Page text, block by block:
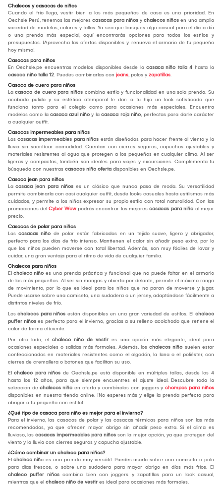
Chalecos y casacas de niños
Cuando el frío llega, vestir bien a los más pequeños de casa es una prioridad. En
Oechsle Perú, tenemos las mejores casacas para niños y chalecos niños en una amplia
variedad de modelos, colores y tallas. Ya sea que busques algo casual para el día a día
o una prenda más especial, aquí encontrarás opciones para todos los estilos y
presupuestos. ¡Aprovecha las ofertas disponibles y renueva el armario de tu pequeño
hoy mismo!
Casacas para niños
En Oechsle.pe encuentras modelos disponibles desde la casaca niño talla 4 hasta la
casaca niño talla 12. Puedes combinarlas con jeans, polos y zapatillas.
Casaca de cuero para niños
La casaca de cuero para niños combina estilo y funcionalidad en una sola prenda. Su
acabado pulido y su estética atemporal le dan a tu hijo un look sofisticado que
funciona tanto para el colegio como para ocasiones más especiales. Encuentra
modelos como la casaca azul niño y la casaca roja niño, perfectas para darle carácter
a cualquier outfit.
Casacas impermeables para niños
Las casacas impermeables para niños están diseñadas para hacer frente al viento y la
lluvia sin sacrificar comodidad. Cuentan con cierres seguros, capuchas ajustables y
materiales resistentes al agua que protegen a los pequeños en cualquier clima. Al ser
ligeras y compactas, también son ideales para viajes y excursiones. Complementa tu
búsqueda con nuestras casacas niño oferta disponibles en Oechsle.pe.
Casaca jean para niños
La casaca jean para niños es un clásico que nunca pasa de moda. Su versatilidad
permite combinarla con casi cualquier outfit, desde looks casuales hasta estilismos más
cuidados, y permite a los niños expresar su propio estilo con total naturalidad. Con las
promociones del Cyber Wow podrás encontrar las mejores casacas para niño al mejor
precio.
Casacas de polar para niños
Las casacas niño de polar están fabricadas en un tejido suave, ligero y abrigador,
perfecto para los días de frío intenso. Mantienen el calor sin añadir peso extra, por lo
que los niños pueden moverse con total libertad. Además, son muy fáciles de lavar y
cuidar, una gran ventaja para el ritmo de vida de cualquier familia.
Chalecos para niños
El chaleco niño es una prenda práctica y funcional que no puede faltar en el armario
de los más pequeños. Al ser sin mangas y abierto por delante, permite el máximo rango
de movimiento, por lo que es ideal para los niños que no paran de moverse y jugar.
Puede usarse sobre una camiseta, una sudadera o un jersey, adaptándose fácilmente a
distintos niveles de frío.
Los chalecos para niños están disponibles en una gran variedad de estilos. El chaleco
puffer niños es perfecto para el invierno, gracias a su relleno acolchado que retiene el
calor de forma eficiente.
Por otro lado, el chaleco niño de vestir es una opción más elegante, ideal para
ocasiones especiales o salidas más formales. Además, los chalecos niño suelen estar
confeccionados en materiales resistentes como el algodón, la lana o el poliéster, con
cierres de cremallera o botones que facilitan su uso.
El chaleco para niños de Oechsle.pe está disponible en múltiples tallas, desde los 4
hasta los 12 años, para que siempre encuentres el ajuste ideal. Descubre toda la
selección de chalecos niño en oferta y combínalos con joggers y chompas para niños
disponibles en nuestra tienda online. ¡No esperes más y elige la prenda perfecta para
abrigar a tu pequeño con estilo!
¿Qué tipo de casaca para niño es mejor para el invierno?
Para el invierno, las casacas de polar y las casacas térmicas para niños son las más
recomendadas, ya que ofrecen mayor abrigo sin añadir peso extra. Si el clima es
lluvioso, las casacas impermeables para niños son la mejor opción, ya que protegen del
viento y la lluvia con cierres seguros y capucha ajustable.
¿Cómo combinar un chaleco para niños?
El chaleco niño es una prenda muy versátil. Puedes usarlo sobre una camiseta o polo
para días frescos, o sobre una sudadera para mayor abrigo en días más fríos. El
chaleco puffer niños combina bien con joggers y zapatillas para un look casual,
mientras que el chaleco niño de vestir es ideal para ocasiones más formales.